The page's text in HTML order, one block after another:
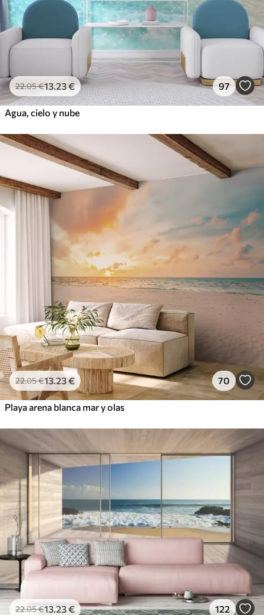
22.05€13.23€ 97
Agua, cielo y nube
22.05€13.23€ 70
Playa arena blanca mar y olas
22.05€13.23€ 122